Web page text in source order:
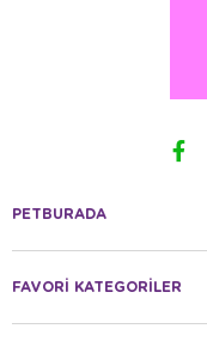
PETBURADA
FAVORİ KATEGORİLER